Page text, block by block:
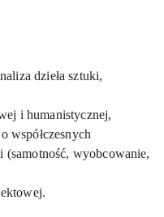
dzieła sztuki,
i humanistycznej,
współczesnych
(samotność, wyobcowanie,